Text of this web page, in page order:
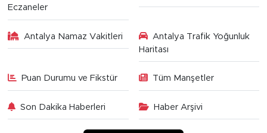
Eczaneler
Antalya Namaz Vakitleri
Antalya Trafik Yoğunluk
Haritası
Puan Durumu ve Fikstür Tüm Manşetler
Son Dakika Haberleri Haber Arşivi